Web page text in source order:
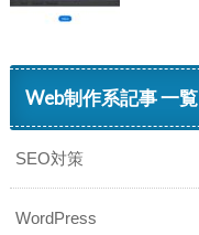
Web制作系記事 一覧
SEO対策
WordPress